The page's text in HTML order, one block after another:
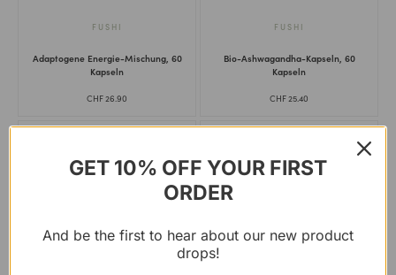
Adaptogene Energie-Mischung, 60
Kapseln
CHF26.90
FUSHI
Bio-Ashwagandha-Kapseln, 60
Kapseln
CHF25.40
FUSHI
Bio-Rinderherz, 180 Kapseln Bio-Rinderleber, 180 Kapseln
GET 10% OFF YOUR FIRST
ORDER
And be the first to hear about our new product
drops!